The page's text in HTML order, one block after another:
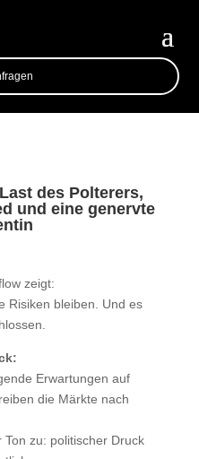
des Polterers,
und eine genervte
zeigt:
Risiken bleiben. Und es
Erwartungen auf
die Märkte nach
zu: politischer Druck